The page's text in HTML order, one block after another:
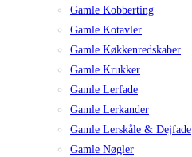
Gamle Kobberting
Gamle Kotavler
Gamle Køkkenredskaber
Gamle Krukker
Gamle Lerfade
Gamle Lerkander
Gamle Lerskåle & Dejfade
Gamle Nøgler